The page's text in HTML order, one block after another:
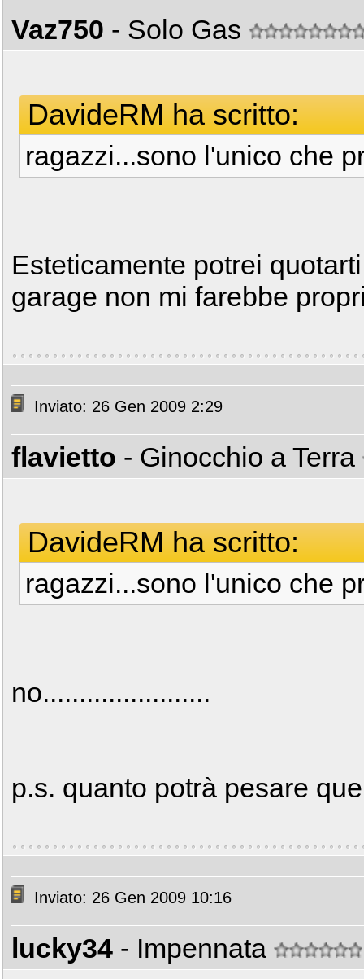
Vaz750 - Solo Gas
DavideRM ha scritto:
ragazzi...sono l'unico che
Esteticamente potrei
garage non mi farebbe
Inviato: 26 Gen 2009 2:29
flavietto - Ginocchio a Terra
DavideRM ha scritto:
ragazzi...sono l'unico che
no.......................
p.s. quanto potrà pesare
Inviato: 26 Gen 2009 10:16
lucky34 - Impennata